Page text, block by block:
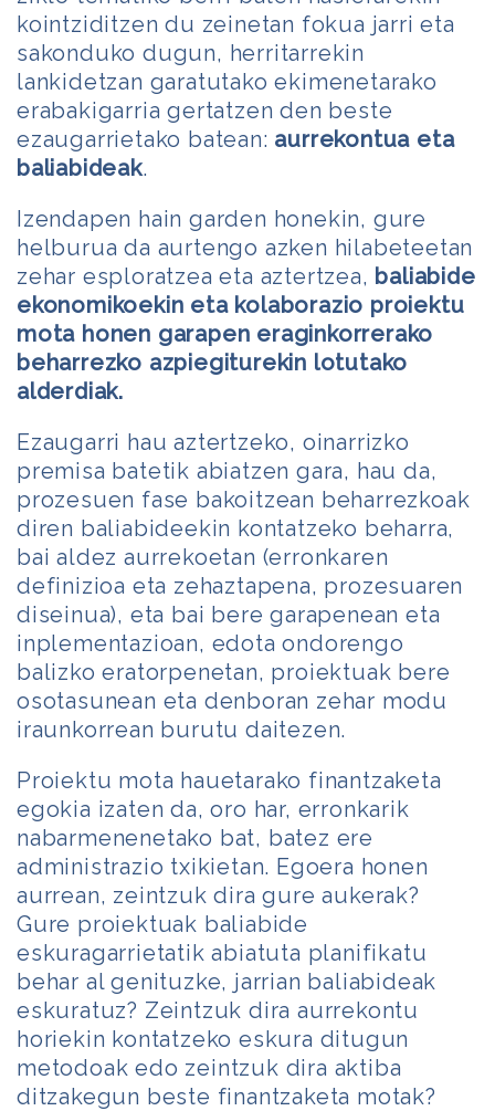
kointziditzen du zeinetan fokua jarri eta
sakonduko dugun, herritarrekin
lankidetzan garatutako ekimenetarako
erabakigarria gertatzen den beste
ezaugarrietako batean: aurrekontua eta
baliabideak.
Izendapen hain garden honekin, gure
helburua da aurtengo azken hilabeteetan
zehar esploratzea eta aztertzea, baliabide
ekonomikoekin eta kolaborazio proiektu
mota honen garapen eraginkorrerako
beharrezko azpiegiturekin lotutako
alderdiak.
Ezaugarri hau aztertzeko, oinarrizko
premisa batetik abiatzen gara, hau da,
prozesuen fase bakoitzean beharrezkoak
diren baliabideekin kontatzeko beharra,
bai aldez aurrekoetan (erronkaren
definizioa eta zehaztapena, prozesuaren
diseinua), eta bai bere garapenean eta
inplementazioan, edota ondorengo
balizko eratorpenetan, proiektuak bere
osotasunean eta denboran zehar modu
iraunkorrean burutu daitezen.
Proiektu mota hauetarako finantzaketa
egokia izaten da, oro har, erronkarik
nabarmenenetako bat, batez ere
administrazio txikietan. Egoera honen
aurrean, zeintzuk dira gure aukerak?
Gure proiektuak baliabide
eskuragarrietatik abiatuta planifikatu
behar al genituzke, jarrian baliabideak
eskuratuz? Zeintzuk dira aurrekontu
horiekin kontatzeko eskura ditugun
metodoak edo zeintzuk dira aktiba
ditzakegun beste finantzaketa motak?